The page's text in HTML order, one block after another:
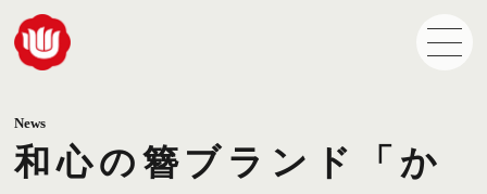
News
和心の簪ブランド「か